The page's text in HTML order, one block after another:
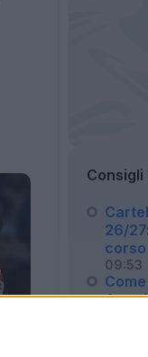
26/
corso
09:53
e